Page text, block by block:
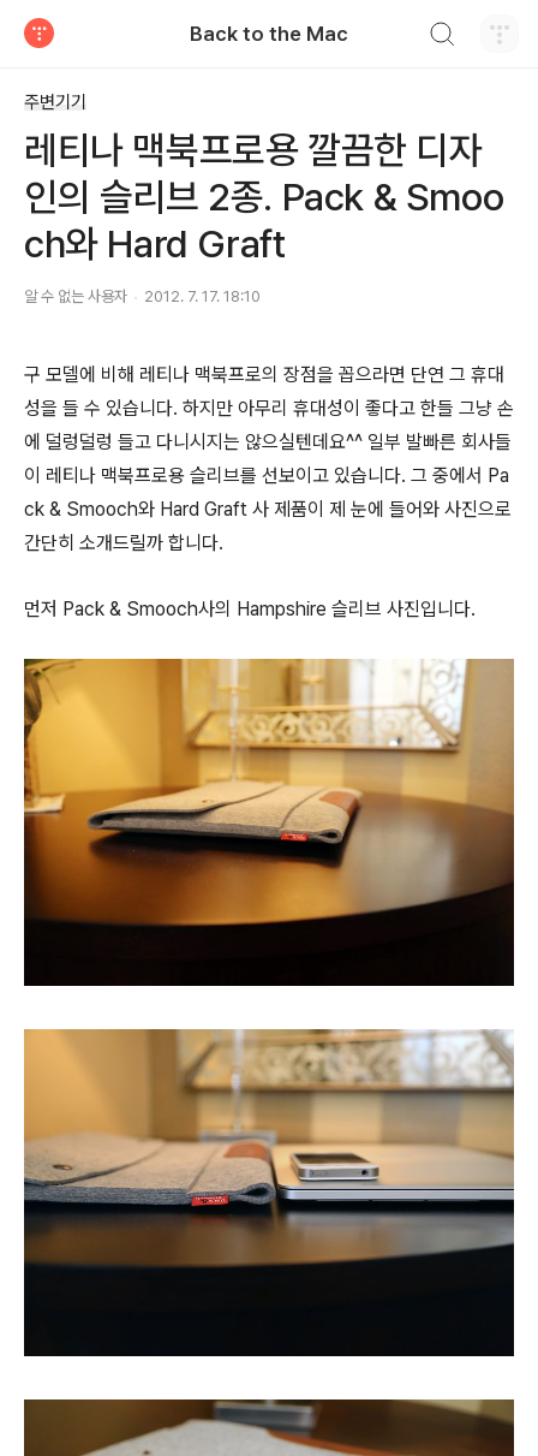
Back to the Mac
주변기기
레티나 맥북프로용 깔끔한 디자
인의 슬리브 2종. Pack & Smoo
ch와 Hard Graft
알 수 없는 사용자 2012. 7. 17. 18:10
구 모델에 비해 레티나 맥북프로의 장점을 꼽으라면 단연 그 휴대
성을 들 수 있습니다. 하지만 아무리 휴대성이 좋다고 한들 그냥 손
에 덜렁덜렁 들고 다니시지는 않으실텐데요^^ 일부 발빠른 회사들
이 레티나 맥북프로용 슬리브를 선보이고 있습니다. 그 중에서 Pa
ck & Smooch와 Hard Graft 사 제품이 제 눈에 들어와 사진으로
간단히 소개드릴까 합니다.
먼저 Pack & Smooch사의 Hampshire 슬리브 사진입니다.